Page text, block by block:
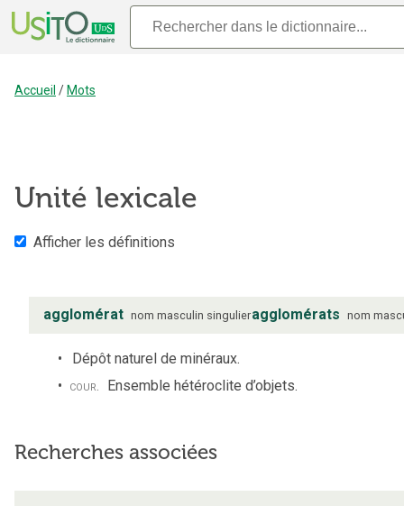
Accueil / Mots
Unité lexicale
Afficher les définitions
agglomérat nom masculin singulieragglomérats nom
Dépôt naturel de minéraux.
cour. Ensemble hétéroclite d’objets.
Recherches associées